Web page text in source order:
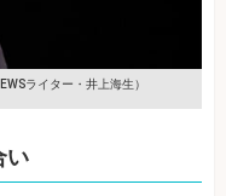
ライター・井上海生）
い